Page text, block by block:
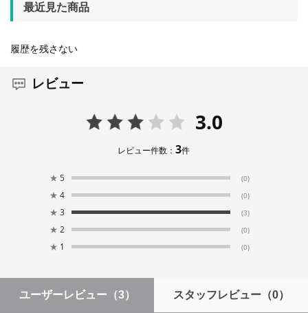
最近見た商品
履歴を残さない
レビュー
3.0
レビュー件数：3件
★ 5 (0)
★ 4 (0)
★ 3 (3)
★ 2 (0)
★ 1 (0)
ユーザーレビュー （3） スタッフレビュー（0）